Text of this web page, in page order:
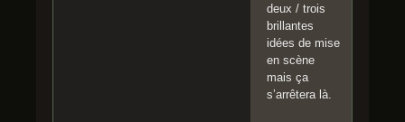
deux / trois
brillantes
idées de mise
en scène
mais ça
s’arrêtera là.